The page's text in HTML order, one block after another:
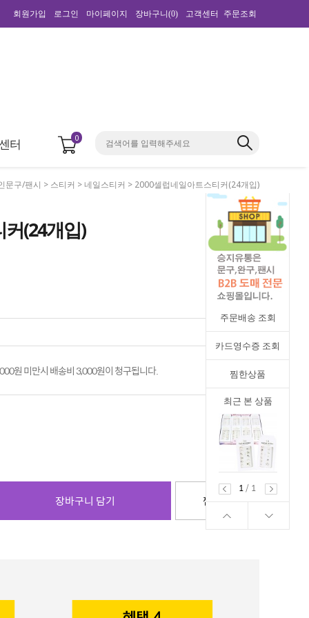
회원가입 로그인 마이페이지 장바구니(0) 고객센터 주문조회
터 0
주문배송 조회
카드영수증 조회
찜한상품
최근 본 상품
1
/ 1
문구/팬시 > 스티커 > 네일스티커 > 2000셀럽네일아트스티커(24개입)
(24개입)
원 미만시 배송비 3,000원이 청구됩니다.
장바구니 담기 찜하기